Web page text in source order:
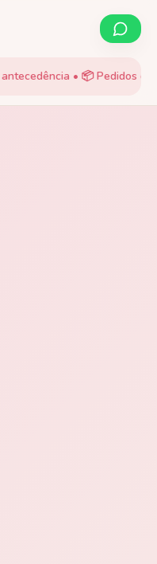
• 📦 Pedidos de